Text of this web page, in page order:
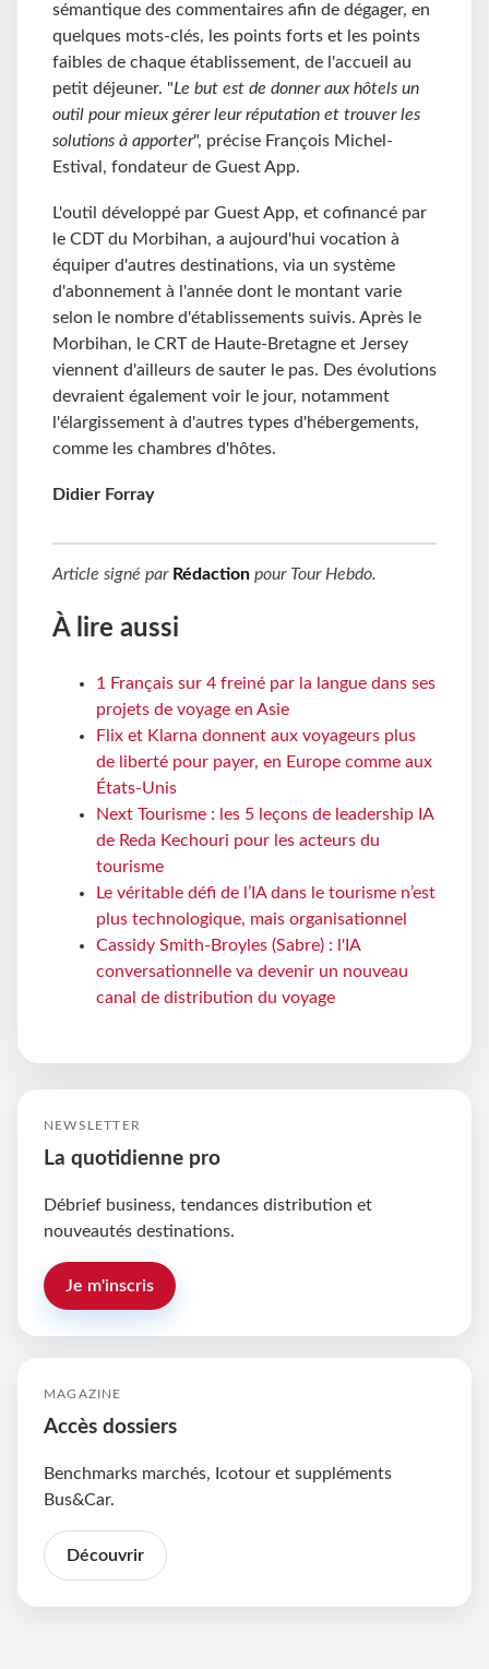
sémantique des commentaires afin de dégager, en
quelques mots-clés, les points forts et les points
faibles de chaque établissement, de l'accueil au
petit déjeuner. "Le but est de donner aux hôtels un
outil pour mieux gérer leur réputation et trouver les
solutions à apporter", précise François Michel-
Estival, fondateur de Guest App.
L'outil développé par Guest App, et cofinancé par
le CDT du Morbihan, a aujourd'hui vocation à
équiper d'autres destinations, via un système
d'abonnement à l'année dont le montant varie
selon le nombre d'établissements suivis. Après le
Morbihan, le CRT de Haute-Bretagne et Jersey
viennent d'ailleurs de sauter le pas. Des évolutions
devraient également voir le jour, notamment
l'élargissement à d'autres types d'hébergements,
comme les chambres d'hôtes.
Didier Forray
Article signé par Rédaction pour Tour Hebdo.
À lire aussi
1 Français sur 4 freiné par la langue dans ses
projets de voyage en Asie
Flix et Klarna donnent aux voyageurs plus
de liberté pour payer, en Europe comme aux
États-Unis
Next Tourisme : les 5 leçons de leadership IA
de Reda Kechouri pour les acteurs du
tourisme
Le véritable défi de l’IA dans le tourisme n’est
plus technologique, mais organisationnel
Cassidy Smith-Broyles (Sabre) : l'IA
conversationnelle va devenir un nouveau
canal de distribution du voyage
NEWSLETTER
La quotidienne pro
Débrief business, tendances distribution et
nouveautés destinations.
Je m'inscris
MAGAZINE
Accès dossiers
Benchmarks marchés, Icotour et suppléments
Bus&Car.
Découvrir